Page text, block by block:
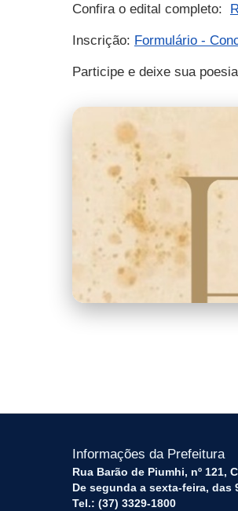
Confira o edital completo:
Inscrição: Formulário -
Participe e deixe sua
Informações da Prefeitura
Rua Barão de Piumhi, nº 121,
De segunda a sexta-feira, das
Tel.: (37) 3329-1800